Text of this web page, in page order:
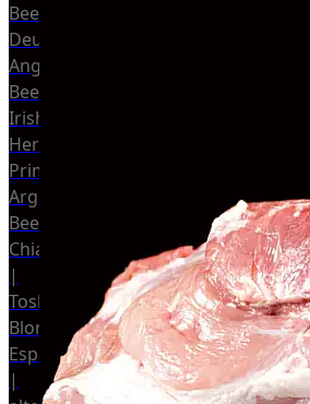
Beef
Deutsches
Angus
Beef
Irish
Hereford
Prime
Argentina
Beef
Chianina
|
Toskana
Blonda
Espanola
|